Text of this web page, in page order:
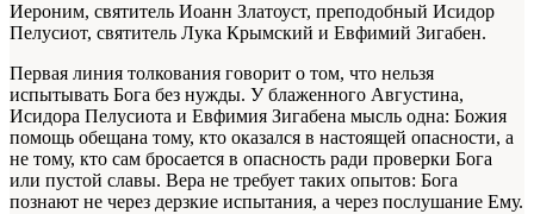
Иероним, святитель Иоанн Златоуст, преподобный Исидор
Пелусиот, святитель Лука Крымский и Евфимий Зигабен.
Первая линия толкования говорит о том, что нельзя
испытывать Бога без нужды. У блаженного Августина,
Исидора Пелусиота и Евфимия Зигабена мысль одна: Божия
помощь обещана тому, кто оказался в настоящей опасности, а
не тому, кто сам бросается в опасность ради проверки Бога
или пустой славы. Вера не требует таких опытов: Бога
познают не через дерзкие испытания, а через послушание Ему.